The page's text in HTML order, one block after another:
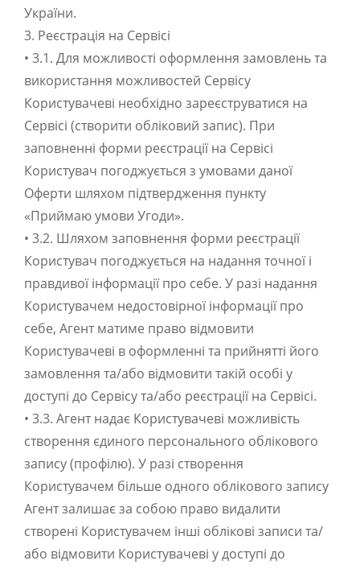
України.
3. Реєстрація на Сервісі
• 3.1. Для можливості оформлення замовлень та
використання можливостей Сервісу
Користувачеві необхідно зареєструватися на
Сервісі (створити обліковий запис). При
заповненні форми реєстрації на Сервісі
Користувач погоджується з умовами даної
Оферти шляхом підтвердження пункту
«Приймаю умови Угоди».
• 3.2. Шляхом заповнення форми реєстрації
Користувач погоджується на надання точної і
правдивої інформації про себе. У разі надання
Користувачем недостовірної інформації про
себе, Агент матиме право відмовити
Користувачеві в оформленні та прийнятті його
замовлення та/або відмовити такій особі у
доступі до Сервісу та/або реєстрації на Сервісі.
• 3.3. Агент надає Користувачеві можливість
створення єдиного персонального облікового
запису (профілю). У разі створення
Користувачем більше одного облікового запису
Агент залишає за собою право видалити
створені Користувачем інші облікові записи та/
або відмовити Користувачеві у доступі до